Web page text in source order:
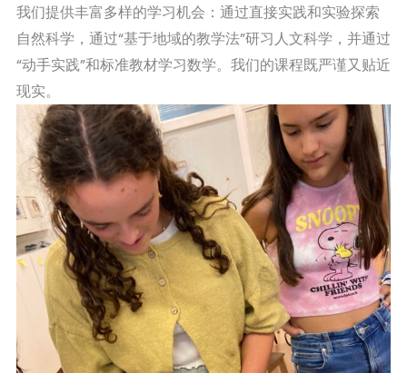
我们提供丰富多样的学习机会：通过直接实践和实验探索
自然科学，通过“基于地域的教学法”研习人文科学，并通过
“动手实践”和标准教材学习数学。我们的课程既严谨又贴近
现实。